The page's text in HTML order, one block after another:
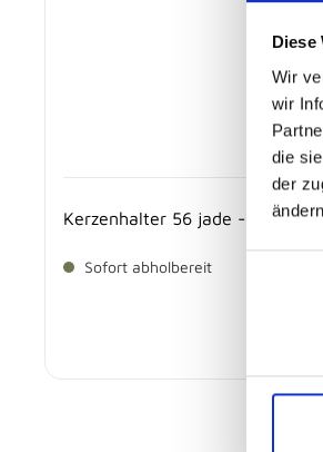
Diese
Wir
wir
die
der
Kerzenhalter 56 jade - BOBBELS
Sofort abholbereit